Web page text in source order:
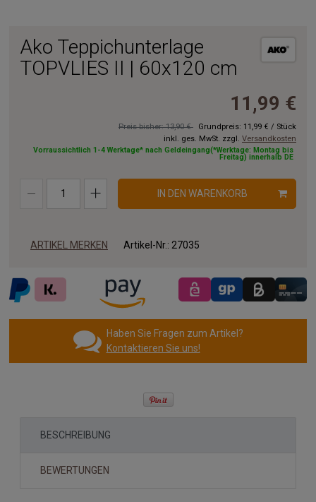
Ako Teppichunterlage
TOPVLIES II | 60x120 cm
11,99 €
Preis bisher: 13,90 € Grundpreis: 11,99 € / Stück
inkl. ges. MwSt. zzgl. Versandkosten
Vorraussichtlich 1-4 Werktage* nach Geldeingang(*Werktage: Montag bis
Freitag) innerhalb DE
IN DEN WARENKORB
ARTIKEL MERKEN Artikel-Nr.: 27035
Haben Sie Fragen zum Artikel?
Kontaktieren Sie uns!
BESCHREIBUNG
BEWERTUNGEN